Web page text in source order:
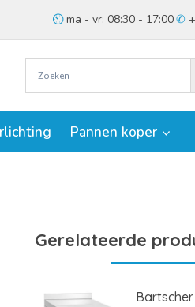
ma - vr: 08:30 - 17:00
Pannen koper
Gerelateerde